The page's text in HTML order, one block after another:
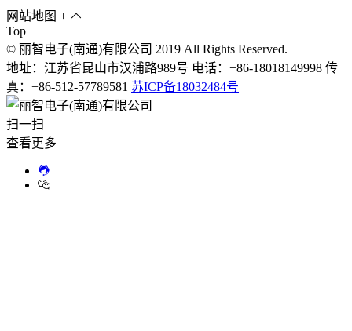
网站地图 +
Top
© 丽智电子(南通)有限公司 2019 All Rights Reserved.
地址：江苏省昆山市汉浦路989号 电话：+86-18018149998 传
真：+86-512-57789581 苏ICP备18032484号
扫一扫
查看更多